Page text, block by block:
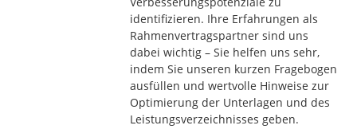
identifizieren. Ihre Erfahrungen als
Rahmenvertragspartner sind uns
dabei wichtig – Sie helfen uns sehr,
indem Sie unseren kurzen Fragebogen
ausfüllen und wertvolle Hinweise zur
Optimierung der Unterlagen und des
Leistungsverzeichnisses geben.